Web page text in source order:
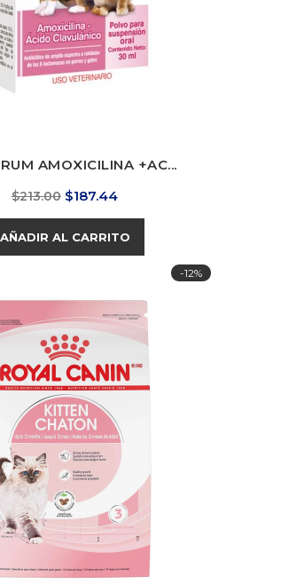
AMOXICILINA +AC...
Precio
$213.00 Precio
$187.44
AÑADIR AL CARRITO
-12%